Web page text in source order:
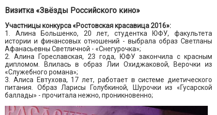
Визитка «Звёзды Российского кино»
Участницы конкурса «Ростовская красавица 2016»:
1. Алина Большенко, 20 лет, студентка ЮФУ, факультета
истории и финансовых отношений - выбрала образ Светланы
Афанасьевны Светличной - «Снегурочка»;
2. Алина Гореславская, 23 года, ЮФУ закончила с красным
дипломом. Влилась в образ Лии Охиджаковой, Верочки из
«Служебного романа»;
3. Алиса Евтухова, 17 лет, работает в системе диетического
питания. Образ Ларисы Голубкиной, Шурочки из «Гусарской
баллады» - прочитала нежно, проникновенно;